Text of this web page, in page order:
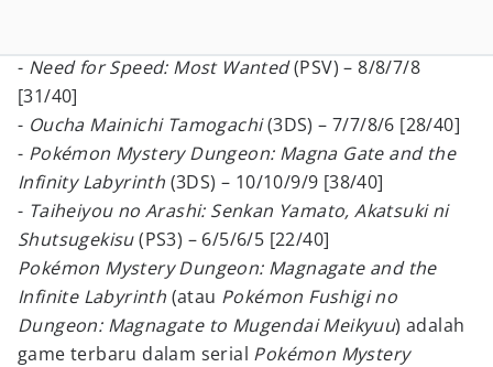
- Need for Speed: Most Wanted(PSV) – 8/8/7/8
[31/40]
- Oucha Mainichi Tamogachi(3DS) – 7/7/8/6 [28/40]
- Pokémon Mystery Dungeon: Magna Gate and the
Infinity Labyrinth (3DS) – 10/10/9/9 [38/40]
- Taiheiyou no Arashi: Senkan Yamato, Akatsuki ni
Shutsugekisu(PS3) – 6/5/6/5 [22/40]
Pokémon Mystery Dungeon: Magnagate and the
Infinite Labyrinth (atau Pokémon Fushigi no
Dungeon: Magnagate to Mugendai Meikyuu) adalah
game terbaru dalam serial Pokémon Mystery